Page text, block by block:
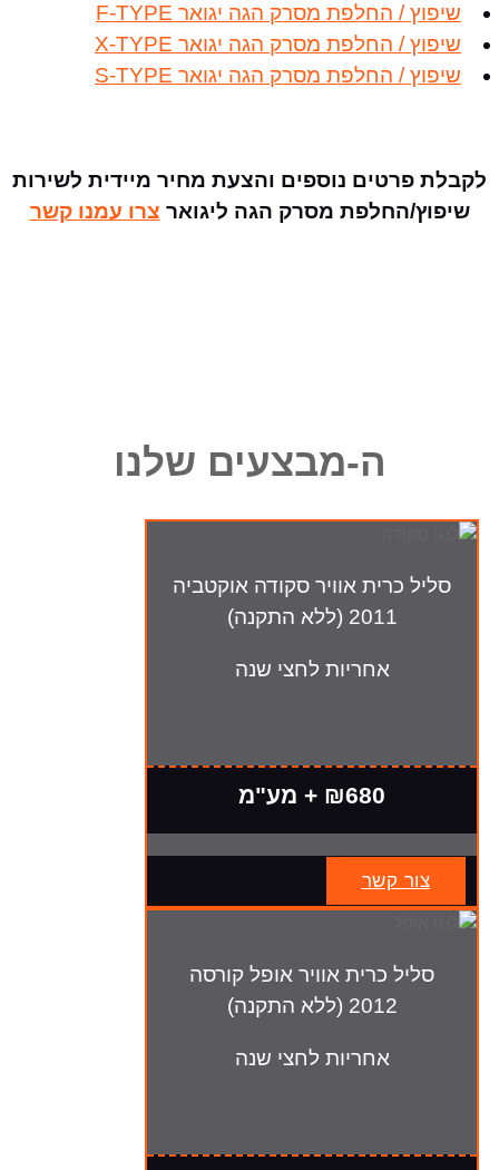
שיפוץ / החלפת מסרק הגה יגואר F-TYPE
שיפוץ / החלפת מסרק הגה יגואר X-TYPE
שיפוץ / החלפת מסרק הגה יגואר S-TYPE
לקבלת פרטים נוספים והצעת מחיר מיידית לשירות
שיפוץ/החלפת מסרק הגה ליגואר צרו עמנו קשר
ה-מבצעים שלנו
סליל כרית אוויר סקודה אוקטביה
2011 (ללא התקנה)
אחריות לחצי שנה
₪680 + מע"מ
צור קשר
סליל כרית אוויר אופל קורסה
2012 (ללא התקנה)
אחריות לחצי שנה